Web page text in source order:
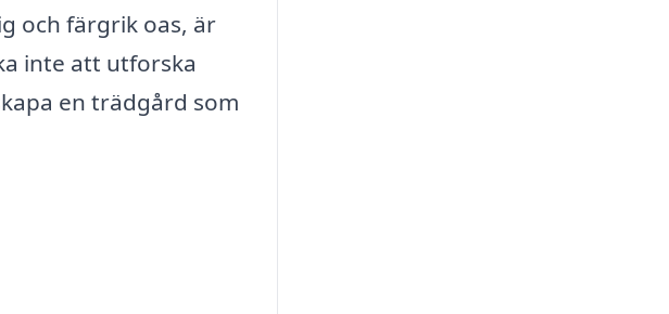
och färgrik oas, är
inte att utforska
en trädgård som